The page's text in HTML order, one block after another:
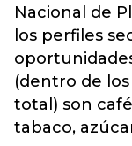
Nacional de
los perfiles
(dentro de
total) son
tabaco,